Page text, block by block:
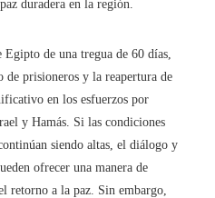
duradera en la región.
de una tregua de 60 días,
de prisioneros y la reapertura de
en los esfuerzos por
y Hamás. Si las condiciones
siendo altas, el diálogo y
ofrecer una manera de
a la paz. Sin embargo,